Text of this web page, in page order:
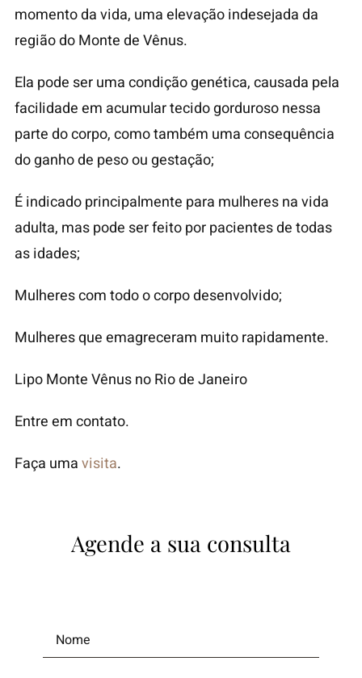
momento da vida, uma elevação indesejada da
região do Monte de Vênus.
Ela pode ser uma condição genética, causada pela
facilidade em acumular tecido gorduroso nessa
parte do corpo, como também uma consequência
do ganho de peso ou gestação;
É indicado principalmente para mulheres na vida
adulta, mas pode ser feito por pacientes de todas
as idades;
Mulheres com todo o corpo desenvolvido;
Mulheres que emagreceram muito rapidamente.
Lipo Monte Vênus no Rio de Janeiro
Entre em contato.
Faça umavisita.
Agende a sua consulta